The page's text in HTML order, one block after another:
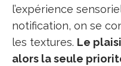
l’expérience
notification, on se
les textures. Le
alors la seule